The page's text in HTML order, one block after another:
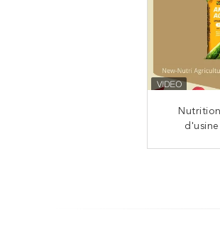
Engrais
d'acide